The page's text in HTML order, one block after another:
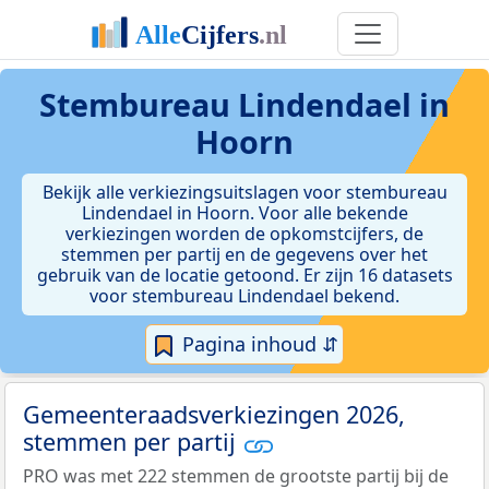
Stembureau Lindendael in
Hoorn
Bekijk alle verkiezingsuitslagen voor stembureau
Lindendael in Hoorn. Voor alle bekende
verkiezingen worden de opkomstcijfers, de
stemmen per partij en de gegevens over het
gebruik van de locatie getoond. Er zijn 16 datasets
voor stembureau Lindendael bekend.
Pagina inhoud ⇵
Gemeenteraadsverkiezingen 2026,
stemmen per partij
PRO was met 222 stemmen de grootste partij bij de